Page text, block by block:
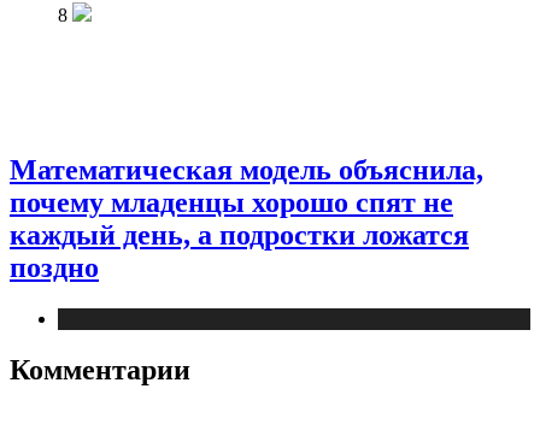
8
Математическая модель объяснила,
почему младенцы хорошо спят не
каждый день, а подростки ложатся
поздно
Комментарии